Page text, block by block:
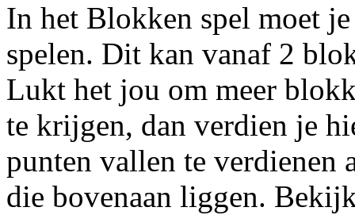
In het Blokken spel moet
spelen. Dit kan vanaf 2
Lukt het jou om meer
te krijgen, dan verdien je
punten vallen te verdienen
die bovenaan liggen.